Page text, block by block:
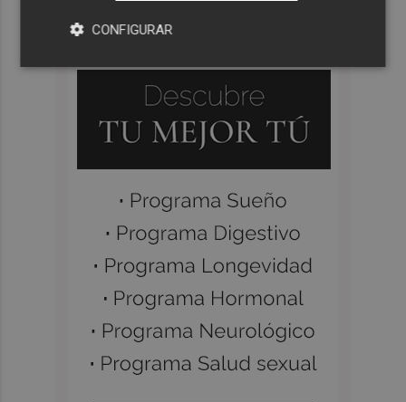
CONFIGURAR